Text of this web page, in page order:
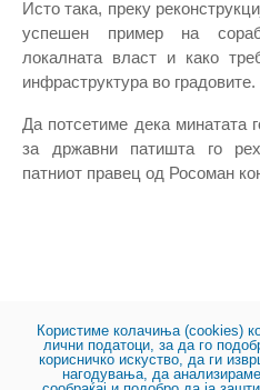
Исто така, преку
успешен пример на
локалната власт и како
инфраструктура во градовите.
Да потсетиме дека минатата
за државни патишта го
патниот правец од Росоман
Сподели:
Користиме колачиња (cookies)
лични податоци, за да го
корисничко искуство, да ги
нагодувања, да